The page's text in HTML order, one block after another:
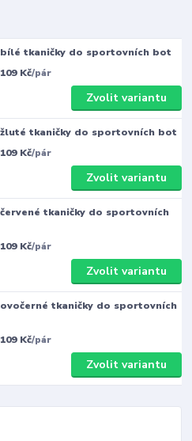
tkaničky do sportovních bot
109 Kč/pár
Zvolit variantu
tkaničky do sportovních bot
109 Kč/pár
Zvolit variantu
tkaničky do sportovních
109 Kč/pár
Zvolit variantu
tkaničky do sportovních
109 Kč/pár
Zvolit variantu